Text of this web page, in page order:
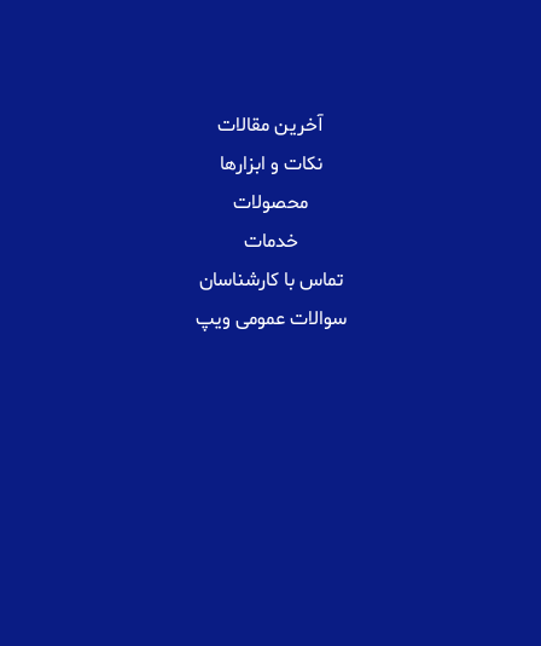
آخرین مقالات
نکات و ابزارها
محصولات
خدمات
تماس با کارشناسان
سوالات عمومی ویپ